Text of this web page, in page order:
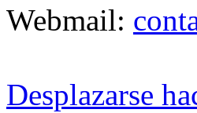
Webmail:
Desplazarse